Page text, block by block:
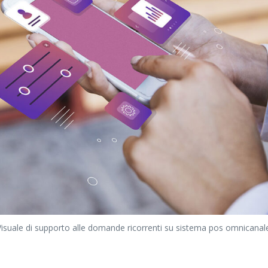
di supporto alle domande ricorrenti su sistema pos